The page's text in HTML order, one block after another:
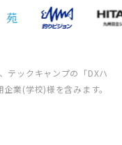
テックキャンプの「DXハ
業(学校)様を含みます。